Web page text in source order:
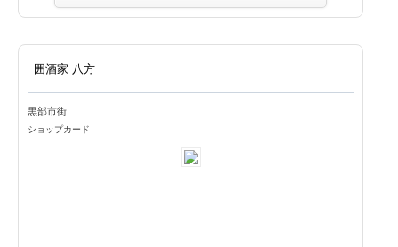
囲酒家 八方
黒部市街
ショップカード